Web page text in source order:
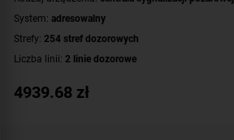
System: adresowalny
Strefy: 254 stref dozorowych
Liczba linii: 2 linie dozorowe
Wyświetlacz: LCD
4939.68 zł